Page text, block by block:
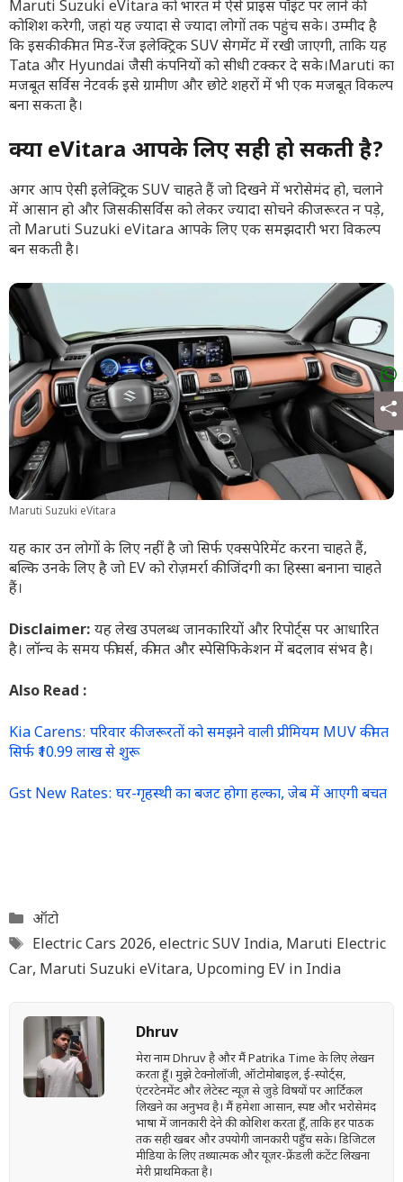
Maruti Suzuki eVitara को भारत में ऐसे प्राइस पॉइंट पर लाने की
कोशिश करेगी, जहां यह ज्यादा से ज्यादा लोगों तक पहुंच सके। उम्मीद है
कि इसकी कीमत मिड-रेंज इलेक्ट्रिक SUV सेगमेंट में रखी जाएगी, ताकि यह
Tata और Hyundai जैसी कंपनियों को सीधी टक्कर दे सके।Maruti का
मजबूत सर्विस नेटवर्क इसे ग्रामीण और छोटे शहरों में भी एक मजबूत विकल्प
बना सकता है।
क्या eVitara आपके लिए सही हो सकती है?
अगर आप ऐसी इलेक्ट्रिक SUV चाहते हैं जो दिखने में भरोसेमंद हो, चलाने
में आसान हो और जिसकी सर्विस को लेकर ज्यादा सोचने की जरूरत न पड़े,
तो Maruti Suzuki eVitara आपके लिए एक समझदारी भरा विकल्प
बन सकती है।
Maruti Suzuki eVitara
यह कार उन लोगों के लिए नहीं है जो सिर्फ एक्सपेरिमेंट करना चाहते हैं,
बल्कि उनके लिए है जो EV को रोज़मर्रा की जिंदगी का हिस्सा बनाना चाहते
हैं।
Disclaimer: यह लेख उपलब्ध जानकारियों और रिपोर्ट्स पर आधारित
है। लॉन्च के समय फीचर्स, कीमत और स्पेसिफिकेशन में बदलाव संभव है।
Also Read :
Kia Carens: परिवार की जरूरतों को समझने वाली प्रीमियम MUV कीमत
सिर्फ ₹10.99 लाख से शुरू
Gst New Rates: घर-गृहस्थी का बजट होगा हल्का, जेब में आएगी बचत
Categories
ऑटो
Tags
Electric Cars 2026, electric SUV India, Maruti Electric
Car, Maruti Suzuki eVitara, Upcoming EV in India
Dhruv
मेरा नाम Dhruv है और मैं Patrika Time के लिए लेखन
करता हूँ। मुझे टेक्नोलॉजी, ऑटोमोबाइल, ई-स्पोर्ट्स,
एंटरटेनमेंट और लेटेस्ट न्यूज़ से जुड़े विषयों पर आर्टिकल
लिखने का अनुभव है। मैं हमेशा आसान, स्पष्ट और भरोसेमंद
भाषा में जानकारी देने की कोशिश करता हूँ, ताकि हर पाठक
तक सही खबर और उपयोगी जानकारी पहुँच सके। डिजिटल
मीडिया के लिए तथ्यात्मक और यूज़र-फ्रेंडली कंटेंट लिखना
मेरी प्राथमिकता है।